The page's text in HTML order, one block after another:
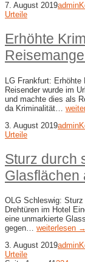
7. August 2019admin
Urteile
Erhöhte
Reisemangel
LG Frankfurt:
Reisender wurde im
und machte dies als
da Kriminalität…
3. August 2019admin
Urteile
Sturz durch
Glasflächen
OLG Schleswig:
Drehtüren im Hotel
eine unmarkierte
gegen… weiterlesen →
3. August 2019admin
Urteile